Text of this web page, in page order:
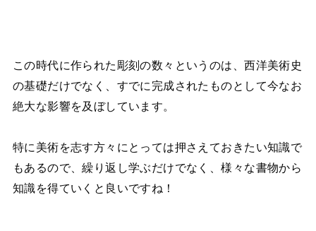
この時代に作られた彫刻の数々というのは、西洋美術史
の基礎だけでなく、すでに完成されたものとして今なお
絶大な影響を及ぼしています。
特に美術を志す方々にとっては押さえておきたい知識で
もあるので、繰り返し学ぶだけでなく、様々な書物から
知識を得ていくと良いですね！